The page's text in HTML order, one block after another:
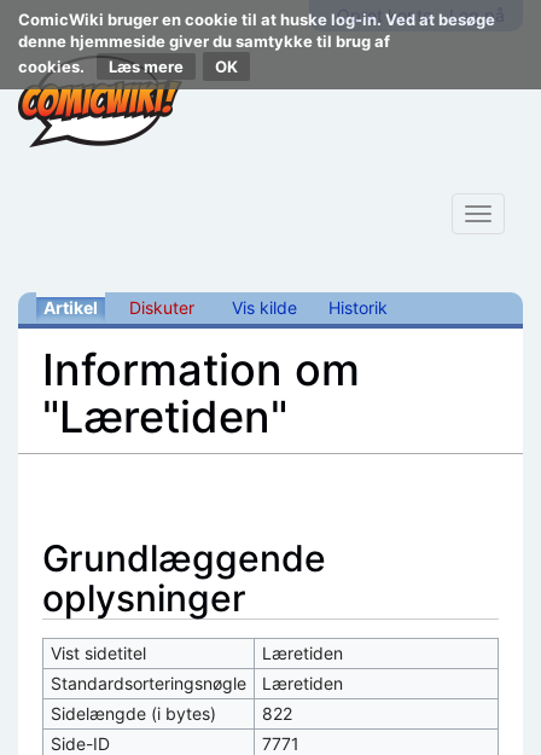
ComicWiki bruger en cookie til at huske log-in. Ved at besøge
denne hjemmeside giver du samtykke til brug af
cookies.
Læs mere
Opret konto Log på
Toggle
Artikel Diskuter Vis kilde Historik
Information om
"Læretiden"
Grundlæggende
oplysninger
Vist sidetitel
Læretiden
Standardsorteringsnøgle
Læretiden
Sidelængde (i bytes)
822
Side-ID
7771